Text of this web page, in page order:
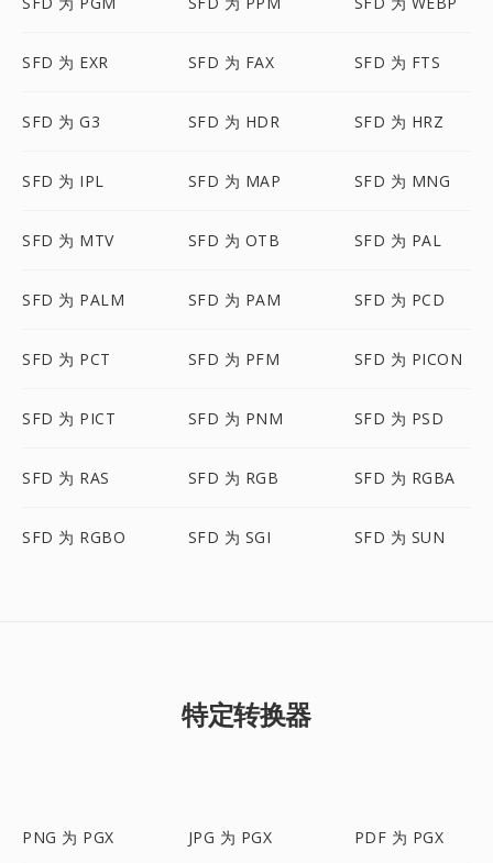
SFD 为 EXR SFD 为 FAX SFD 为 FTS
SFD 为 G3 SFD 为 HDR SFD 为 HRZ
SFD 为 IPL SFD 为 MAP SFD 为 MNG
SFD 为 MTV SFD 为 OTB SFD 为 PAL
SFD 为 PALM SFD 为 PAM SFD 为 PCD
SFD 为 PCT SFD 为 PFM SFD 为 PICON
SFD 为 PICT SFD 为 PNM SFD 为 PSD
SFD 为 RAS SFD 为 RGB SFD 为 RGBA
SFD 为 RGBO SFD 为 SGI SFD 为 SUN
特定转换器
PNG 为 PGX JPG 为 PGX PDF 为 PGX